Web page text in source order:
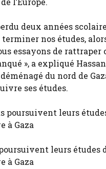
deux années
terminer nos études,
essayons de rattraper
», a expliqué
du nord de
ses études.
leurs études
à Gaza